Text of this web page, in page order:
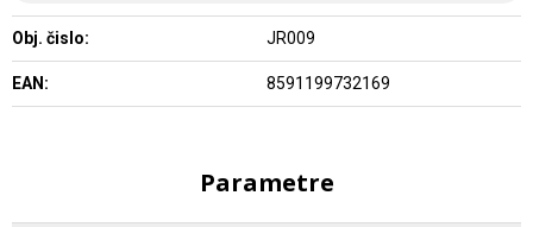
Obj. čislo: JR009
EAN: 8591199732169
Parametre